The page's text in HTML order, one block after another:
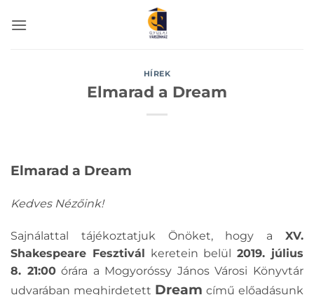
HÍREK
Elmarad a Dream
Elmarad a Dream
Kedves Nézőink!
Sajnálattal tájékoztatjuk Önöket, hogy a XV.
Shakespeare Fesztivál
keretein belül2019. július
8. 21:00órára a Mogyoróssy János Városi Könyvtár
udvarában meghirdetett Dream című előadásunk